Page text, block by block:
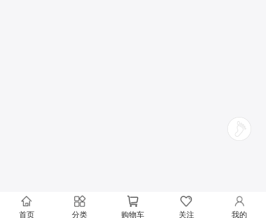
首页 分类 购物车 关注 我的